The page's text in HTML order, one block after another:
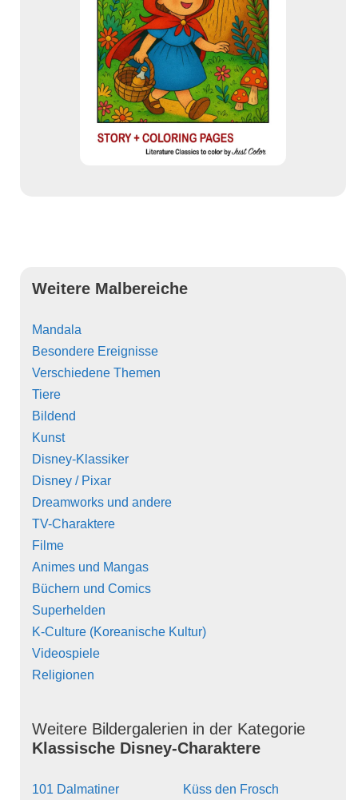
Weitere Malbereiche
Mandala
Besondere Ereignisse
Verschiedene Themen
Tiere
Bildend
Kunst
Disney-Klassiker
Disney / Pixar
Dreamworks und andere
TV-Charaktere
Filme
Animes und Mangas
Büchern und Comics
Superhelden
K-Culture (Koreanische Kultur)
Videospiele
Religionen
Weitere Bildergalerien in der Kategorie
Klassische Disney-Charaktere
101 Dalmatiner
Küss den Frosch